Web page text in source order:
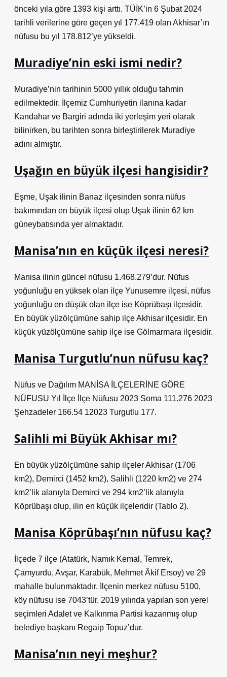
önceki yıla göre 1393 kişi arttı. TÜİK’in 6 Şubat 2024
tarihli verilerine göre geçen yıl 177.419 olan Akhisar’ın
nüfusu bu yıl 178.812’ye yükseldi.
Muradiye’nin eski ismi nedir?
Muradiye’nin tarihinin 5000 yıllık olduğu tahmin
edilmektedir. İlçemiz Cumhuriyetin ilanına kadar
Kandahar ve Bargiri adında iki yerleşim yeri olarak
bilinirken, bu tarihten sonra birleştirilerek Muradiye
adını almıştır.
Uşağın en büyük ilçesi hangisidir?
Eşme, Uşak ilinin Banaz ilçesinden sonra nüfus
bakımından en büyük ilçesi olup Uşak ilinin 62 km
güneybatısında yer almaktadır.
Manisa’nın en küçük ilçesi neresi?
Manisa ilinin güncel nüfusu 1.468.279’dur. Nüfus
yoğunluğu en yüksek olan ilçe Yunusemre ilçesi, nüfus
yoğunluğu en düşük olan ilçe ise Köprübaşı ilçesidir.
En büyük yüzölçümüne sahip ilçe Akhisar ilçesidir. En
küçük yüzölçümüne sahip ilçe ise Gölmarmara ilçesidir.
Manisa Turgutlu’nun nüfusu kaç?
Nüfus ve Dağılım MANİSA İLÇELERİNE GÖRE
NÜFUSU Yıl İlçe İlçe Nüfusu 2023 Soma 111.276 2023
Şehzadeler 166.54 12023 Turgutlu 177.
Salihli mi Büyük Akhisar mı?
En büyük yüzölçümüne sahip ilçeler Akhisar (1706
km2), Demirci (1452 km2), Salihli (1220 km2) ve 274
km2’lik alanıyla Demirci ve 294 km2’lik alanıyla
Köprübaşı olup, ilin en küçük ilçeleridir (Tablo 2).
Manisa Köprübaşı’nın nüfusu kaç?
İlçede 7 ilçe (Atatürk, Namık Kemal, Temrek,
Çamyurdu, Avşar, Karabük, Mehmet Âkif Ersoy) ve 29
mahalle bulunmaktadır. İlçenin merkez nüfusu 5100,
köy nüfusu ise 7043’tür. 2019 yılında yapılan son yerel
seçimleri Adalet ve Kalkınma Partisi kazanmış olup
belediye başkanı Regaip Topuz’dur.
Manisa’nın neyi meşhur?